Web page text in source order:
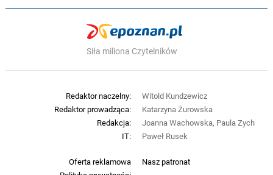
Siła miliona Czytelników
Oferta reklamowa
Nasz patronat
Redaktor naczelny:
Witold Kundzewicz
Redaktor prowadząca:
Katarzyna Żurowska
Redakcja:
Joanna Wachowska, Paula Zych
IT:
Paweł Rusek